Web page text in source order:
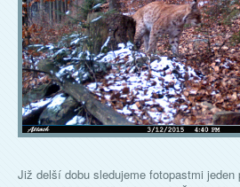
Již delší dobu sledujeme fotopastmi jeden